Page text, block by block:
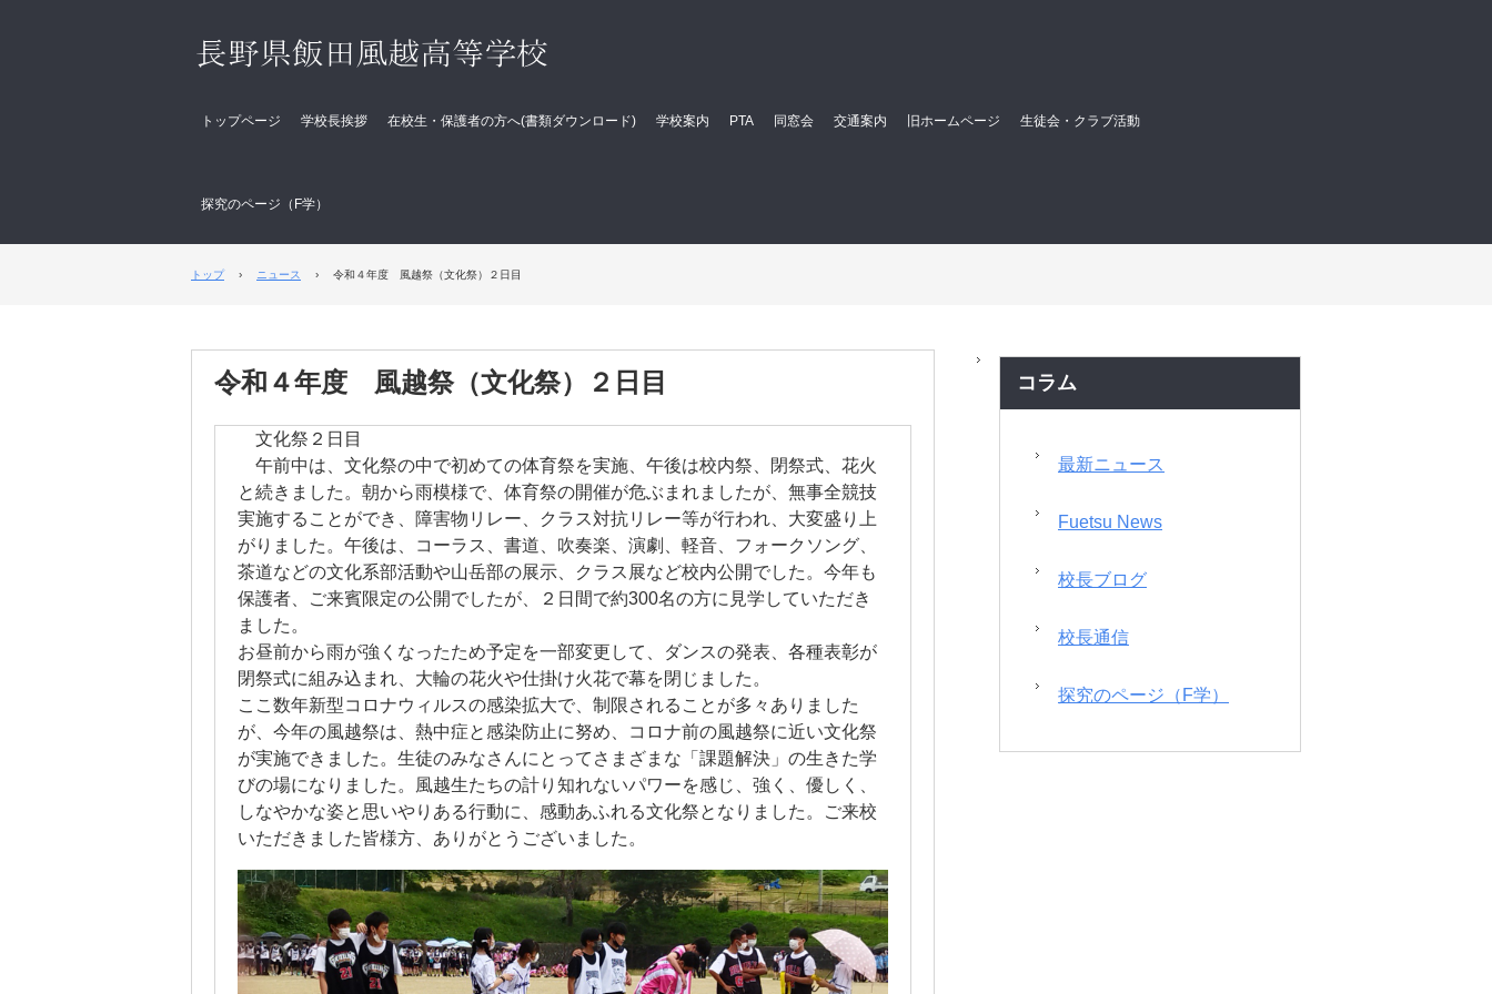
トップページ 学校長挨拶 在校生・保護者の方へ(書類ダウンロード) 学校案内 PTA 同窓会 交通案内 旧ホームページ 生徒会・クラブ活動
探究のページ（F学）
トップ › ニュース › 令和４年度 風越祭（文化祭）２日目
令和４年度 風越祭（文化祭）２日目
文化祭２日目
午前中は、文化祭の中で初めての体育祭を実施、午後は校内祭、閉祭式、花火
と続きました。朝から雨模様で、体育祭の開催が危ぶまれましたが、無事全競技
実施することができ、障害物リレー、クラス対抗リレー等が行われ、大変盛り上
がりました。午後は、コーラス、書道、吹奏楽、演劇、軽音、フォークソング、
茶道などの文化系部活動や山岳部の展示、クラス展など校内公開でした。今年も
保護者、ご来賓限定の公開でしたが、２日間で約300名の方に見学していただき
ました。
お昼前から雨が強くなったため予定を一部変更して、ダンスの発表、各種表彰が
閉祭式に組み込まれ、大輪の花火や仕掛け火花で幕を閉じました。
ここ数年新型コロナウィルスの感染拡大で、制限されることが多々ありました
が、今年の風越祭は、熱中症と感染防止に努め、コロナ前の風越祭に近い文化祭
が実施できました。生徒のみなさんにとってさまざまな「課題解決」の生きた学
びの場になりました。風越生たちの計り知れないパワーを感じ、強く、優しく、
しなやかな姿と思いやりある行動に、感動あふれる文化祭となりました。ご来校
いただきました皆様方、ありがとうございました。
コラム
最新ニュース
Fuetsu News
校長ブログ
校長通信
探究のページ（F学）